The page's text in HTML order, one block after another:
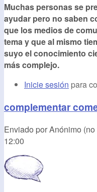
Muchas personas se
ayudar pero no saben
que los medios de
tema y que al mismo
suyo el conocimiento
más complejo.
Inicie sesión para
complementar
Enviado porAnónimo
12:00